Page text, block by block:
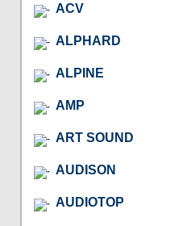
ACV
ALPHARD
ALPINE
AMP
ART SOUND
AUDISON
AUDIOTOP